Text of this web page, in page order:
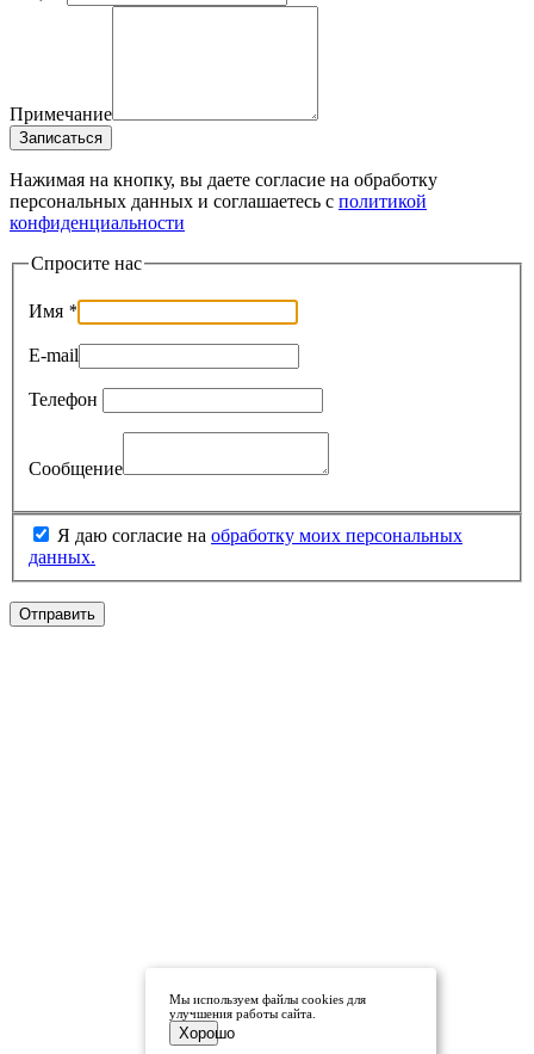
Примечание
Записаться
Нажимая на кнопку, вы даете согласие на обработку
персональных данных и соглашаетесь c политикой
конфиденциальности
Спросите нас
Имя *
E-mail
Телефон
Сообщение
Я даю согласие на обработку моих персональных
данных.
Отправить
Мы используем файлы cookies для
улучшения работы сайта.
Хорошо